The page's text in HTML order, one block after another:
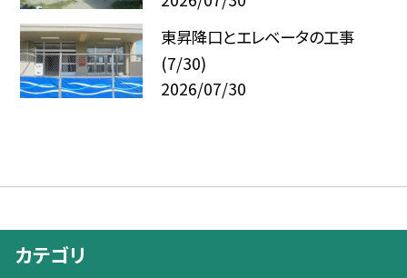
東昇降口とエレベータの工事
(7/30)
2026/07/30
カテゴリ